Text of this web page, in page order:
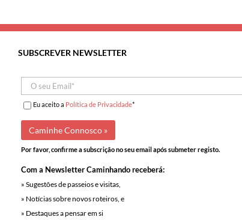
SUBSCREVER NEWSLETTER
Eu aceito a Política de Privacidade*
Por favor, confirme a subscrição no seu email após submeter registo.
Com a Newsletter Caminhando receberá:
» Sugestões de passeios e visitas,
» Notícias sobre novos roteiros, e
» Destaques a pensar em si